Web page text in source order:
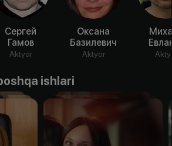
Сергей
Гамов
Aktyor
Оксана
Базилевич
Aktyor
ishlari